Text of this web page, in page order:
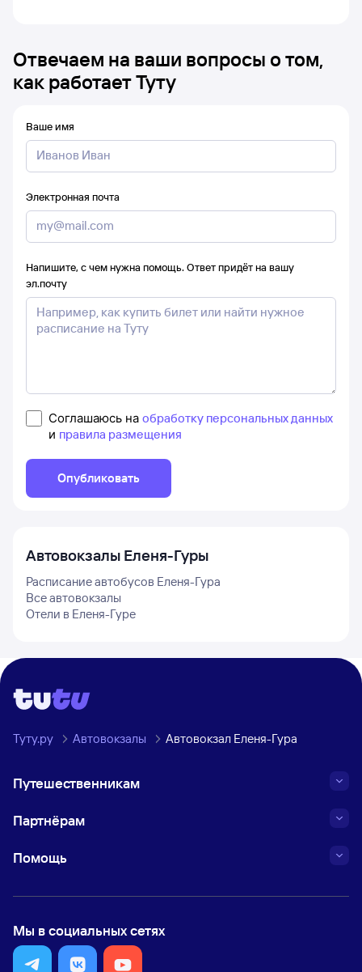
Отвечаем на ваши вопросы о том,
как работает Туту
Ваше имя
Электронная почта
Напишите, с чем нужна помощь. Ответ придёт на вашу
эл.почту
Соглашаюсь на обработку персональных данных
и правила размещения
Опубликовать
Автовокзалы Еленя-Гуры
Расписание автобусов Еленя-Гура
Все автовокзалы
Отели в Еленя-Гуре
Туту.ру Автовокзалы Автовокзал Еленя-Гура
Путешественникам
Партнёрам
Помощь
Мы в социальных сетях